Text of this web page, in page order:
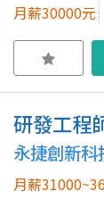
月薪30000元
研發工程
永捷創新
月薪